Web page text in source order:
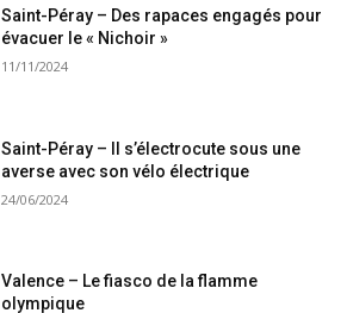
Saint-Péray – Des rapaces engagés pour
évacuer le « Nichoir »
11/11/2024
Saint-Péray – Il s’électrocute sous une
averse avec son vélo électrique
24/06/2024
Valence – Le fiasco de la flamme
olympique